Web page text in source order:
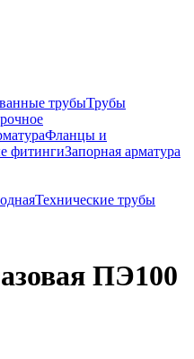
трубыТрубы
Фланцы и
фитингиЗапорная арматура
Технические трубы
ПЭ100